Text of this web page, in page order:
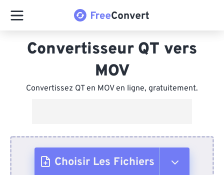
Convertisseur QT vers
MOV
Convertissez QT en MOV en ligne, gratuitement.
Choisir Les Fichiers